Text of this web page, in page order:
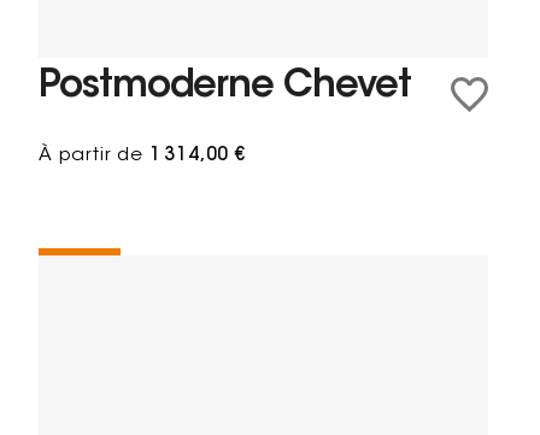
Postmoderne Chevet
À partir de 1 314,00 €